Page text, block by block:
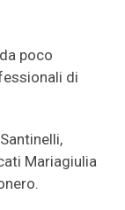
poco
di
Mariagiulia